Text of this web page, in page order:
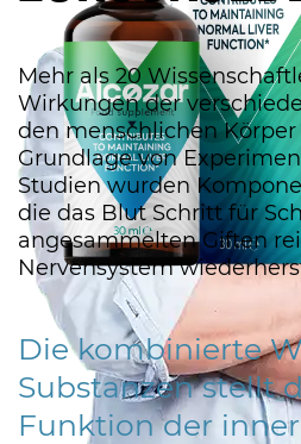
Mehr als 20
Wirkungen der
den menschlichen
Grundlage von
Studien wurden
die das Blut Schritt für
angesammelten Giften
Nervensystem
Die kombinierte
Substanzen stellt
Funktion der